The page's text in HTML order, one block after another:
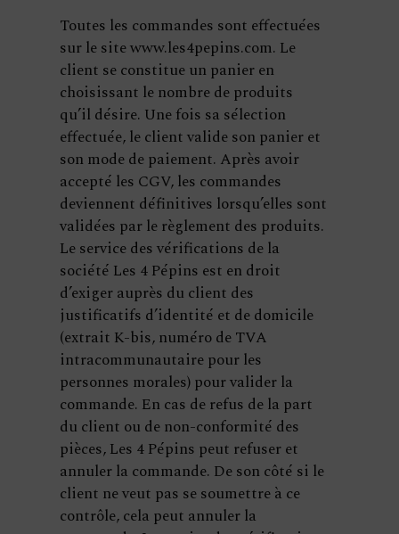
Toutes les commandes sont effectuées
sur le site www.les4pepins.com. Le
client se constitue un panier en
choisissant le nombre de produits
qu’il désire. Une fois sa sélection
effectuée, le client valide son panier et
son mode de paiement. Après avoir
accepté les CGV, les commandes
deviennent définitives lorsqu’elles sont
validées par le règlement des produits.
Le service des vérifications de la
société Les 4 Pépins est en droit
d’exiger auprès du client des
justificatifs d’identité et de domicile
(extrait K-bis, numéro de TVA
intracommunautaire pour les
personnes morales) pour valider la
commande. En cas de refus de la part
du client ou de non-conformité des
pièces, Les 4 Pépins peut refuser et
annuler la commande. De son côté si le
client ne veut pas se soumettre à ce
contrôle, cela peut annuler la